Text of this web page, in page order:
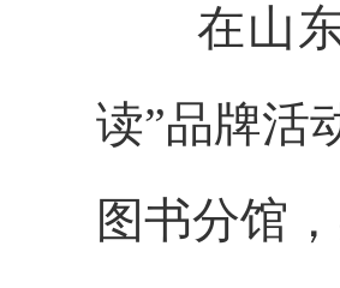
在山东
读”品牌活
图书分馆